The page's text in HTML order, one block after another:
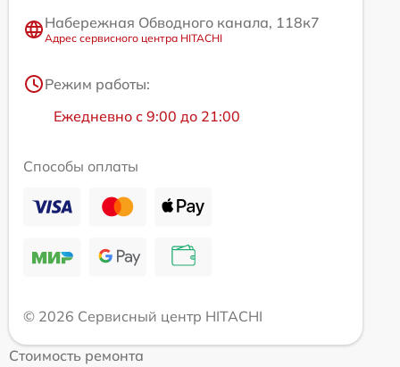
Набережная Обводного канала, 118к7
Адрес сервисного центра HITACHI
Режим работы:
Ежедневно с 9:00 до 21:00
Способы оплаты
© 2026 Сервисный центр HITACHI
Стоимость ремонта